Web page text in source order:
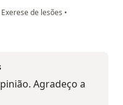
Exerese de lesões •
Agradeço a